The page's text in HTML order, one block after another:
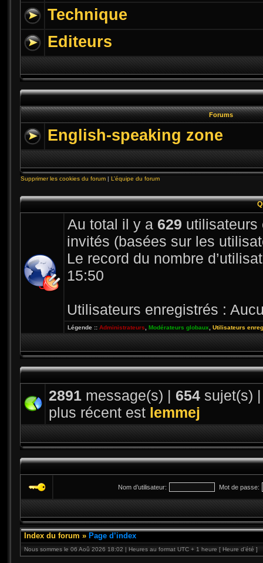
Technique
Editeurs
Forums
English-speaking zone
Supprimer les cookies du forum | L’équipe du forum
Au total il y a 629 utilisateurs
invités (basées sur les
Le record du nombre
15:50
Utilisateurs enregistrés :
Légende :: Administrateurs Modérateurs globaux Utilisateurs
2891 message(s) | 654 sujet(s)
plus récent est lemmej
Nom d’utilisateur: Mot de passe:
Index du forum » Page d’index
Nous sommes le 06 Aoû 2026 18:02 | Heures au format UTC + 1 heure [ Heure d’été ]